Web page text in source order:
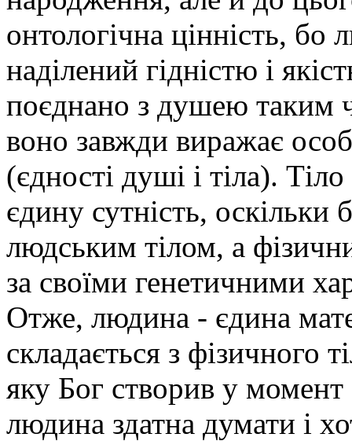
онтологічна цінність,
наділений гідністю і
поєднано з душею таким
воно завжди виражає
(єдності душі і тіла).
єдину сутність,
людським тілом, а
за своїми генетичними
Отже, людина - єдина
складається з фізичного
яку Бог створив у момент
людина здатна думати і